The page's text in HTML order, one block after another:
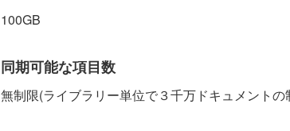
100GB
同期可能な項目数
無制限(ライブラリー単位で３千万ドキュメントの